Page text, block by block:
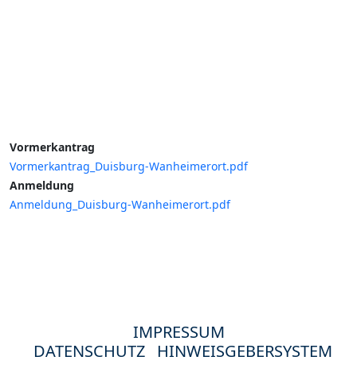
Vormerkantrag
Vormerkantrag_Duisburg-Wanheimerort.pdf
Anmeldung
Anmeldung_Duisburg-Wanheimerort.pdf
IMPRESSUM
DATENSCHUTZ HINWEISGEBERSYSTEM